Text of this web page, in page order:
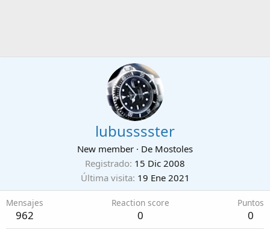
lubusssster
New member · De Mostoles
Registrado 15 Dic 2008
Última visita 19 Ene 2021
Mensajes
962
Reaction score
0
Puntos
0